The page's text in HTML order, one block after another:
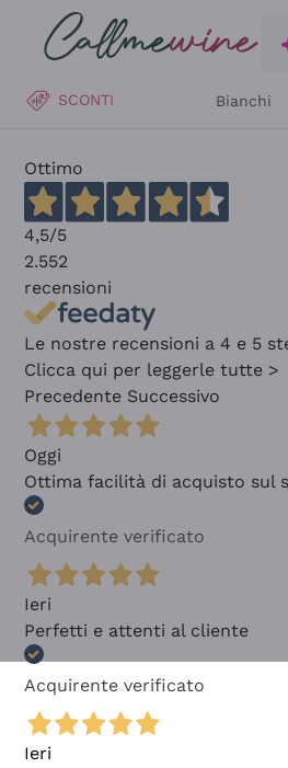
Salta al contenuto principale
SCONTI Bianchi
Ottimo
4,5/5
2.552
recensioni
Le nostre recensioni a 4 e 5
Clicca qui per leggerle tutte >
Precedente Successivo
Oggi
Ottima facilità di acquisto sul
Acquirente verificato
Ieri
Perfetti e attenti al cliente
Acquirente verificato
Ieri